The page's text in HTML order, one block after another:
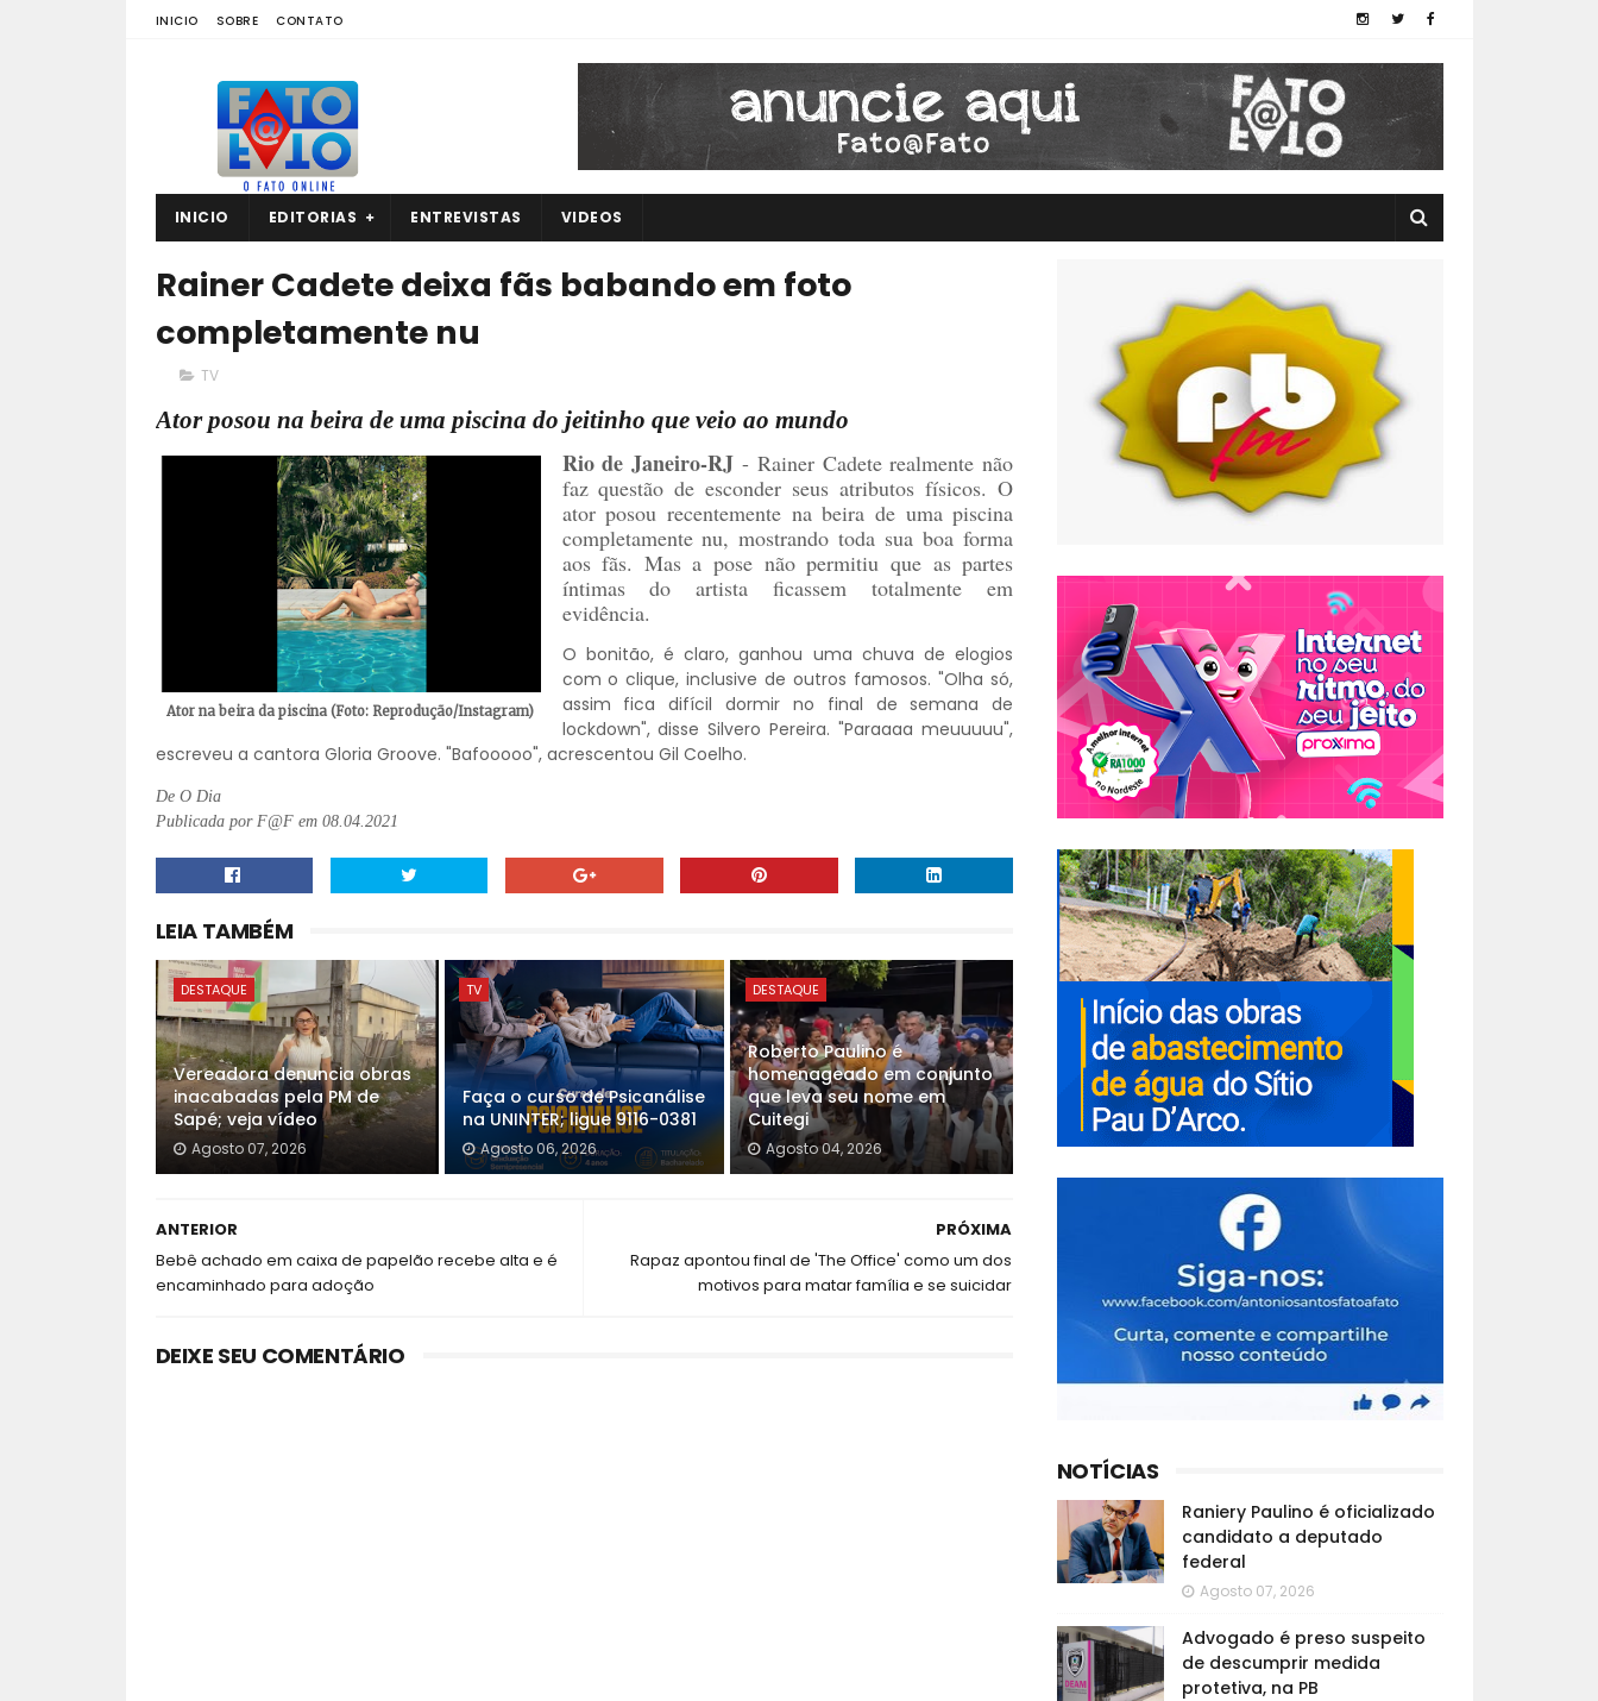
INICIO SOBRE CONTATO
INICIO EDITORIAS ENTREVISTAS VIDEOS
Rainer Cadete deixa fãs babando em foto
completamente nu
TV
Ator posou na beira de uma piscina do jeitinho que veio ao mundo
Ator na beira da piscina (Foto: Reprodução/Instagram)
Rio de Janeiro-RJ - Rainer Cadete realmente não
faz questão de esconder seus atributos físicos. O
ator posou recentemente na beira de uma piscina
completamente nu, mostrando toda sua boa forma
aos fãs. Mas a pose não permitiu que as partes
íntimas do artista ficassem totalmente em
evidência.
O bonitão, é claro, ganhou uma chuva de elogios
com o clique, inclusive de outros famosos. "Olha só,
assim fica difícil dormir no final de semana de
lockdown", disse Silvero Pereira. "Paraaaa meuuuuu",
escreveu a cantora Gloria Groove. "Bafooooo", acrescentou Gil Coelho.
De O Dia
Publicada por F@F em 08.04.2021
LEIA TAMBÉM
DESTAQUE
Vereadora denuncia obras
inacabadas pela PM de
Sapé; veja vídeo
Agosto 07, 2026
TV
Faça o curso de Psicanálise
na UNINTER; ligue 9116-0381
Agosto 06, 2026
DESTAQUE
Roberto Paulino é
homenageado em conjunto
que leva seu nome em
Cuitegi
Agosto 04, 2026
PRÓXIMA
Rapaz apontou final de 'The Office' como um dos
motivos para matar família e se suicidar
ANTERIOR
Bebê achado em caixa de papelão recebe alta e é
encaminhado para adoção
DEIXE SEU COMENTÁRIO
NOTÍCIAS
Raniery Paulino é oficializado
candidato a deputado
federal
Agosto 07, 2026
Advogado é preso suspeito
de descumprir medida
protetiva, na PB